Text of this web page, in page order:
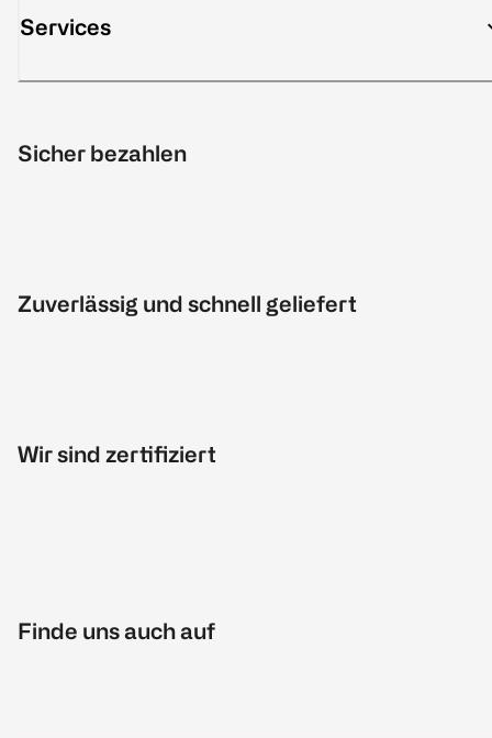
Services
Sicher bezahlen
Zuverlässig und schnell geliefert
Wir sind zertifiziert
Finde uns auch auf